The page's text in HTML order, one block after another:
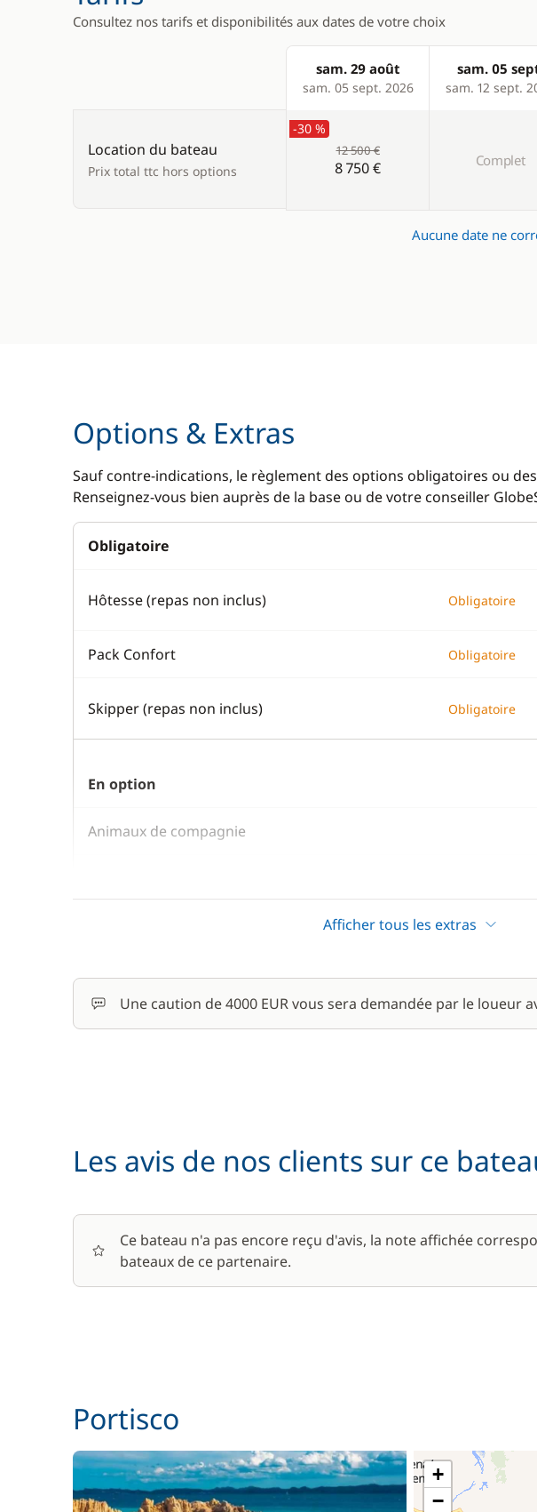
Consultez nos tarifs et disponibilités aux dates de votre choix
Products
sam. 29 août
sam. 05 sept. 2026
sam. 05
sam. 12 sept.
Location du bateau
Prix total ttc hors options
-30 %
12 500 €
8 750 € Complet
Aucune date ne
Options & Extras
Sauf contre-indications, le règlement des options obligatoires ou
Renseignez-vous bien auprès de la base ou de votre conseiller
Obligatoire
Hôtesse (repas non inclus) Obligatoire
Pack Confort Obligatoire
Skipper (repas non inclus) Obligatoire
En option
Animaux de compagnie
Paddle
Afficher tous les extras
Une caution de 4000 EUR vous sera demandée par le loueur
Les avis de nos clients sur ce
Ce bateau n'a pas encore reçu d'avis, la note affichée
bateaux de ce partenaire.
Portisco
+
−